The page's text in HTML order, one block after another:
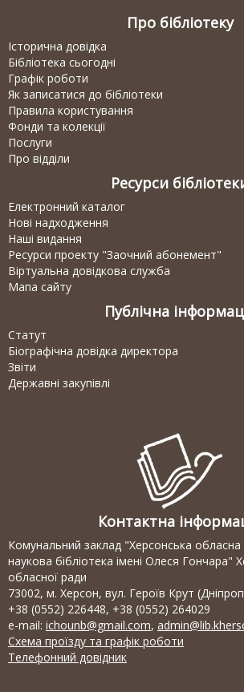
Про бібліотеку
Історична довідка
Бібліотека сьогодні
Графік роботи
Як записатися до бібліотеки
Правила користування
Фонди та колекції
Послуги
Про відділи
Ресурси
Електронний каталог
Нові надходження
Наші видання
Ресурси проекту "Заочний абонемент"
Віртуальна довідкова служба
Мапа сайту
Публічна
Статут
Біографічна довідка директора
Звіти
Державні закупівлі
Контактна
Комунальний заклад "Херсонська обласна
наукова бібліотека імені Олеся Гончара"
обласної ради
73002, м. Херсон, вул. Героїв Крут
+38 (0552) 226448, +38 (0552) 264029
e-mail: ichounb@gmail.com,
Схема проїзду та графік роботи
Телефонний довідник